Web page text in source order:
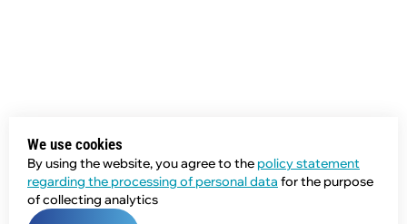
We use cookies
By using the website, you agree to the policy statement
regarding the processing of personal data for the purpose
of collecting analytics